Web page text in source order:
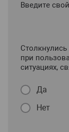
Введите
при
ситуациях,
Да
Нет